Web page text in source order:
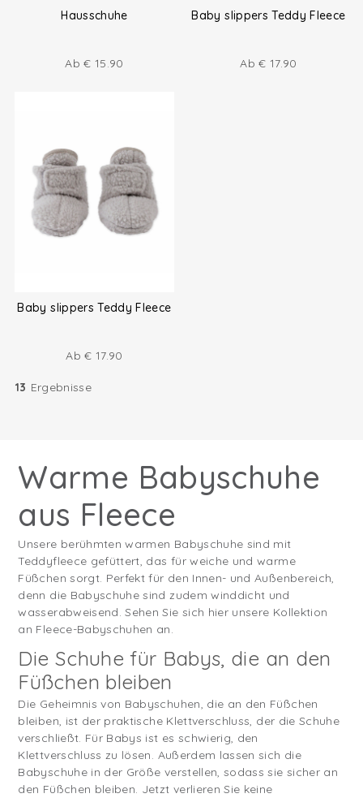
Hausschuhe
Ab€ 15.90
Baby slippers Teddy Fleece
Ab€ 17.90
Baby slippers Teddy Fleece
Ab€ 17.90
13 Ergebnisse
Warme Babyschuhe
aus Fleece
Unsere berühmten warmen Babyschuhe sind mit
Teddyfleece gefüttert, das für weiche und warme
Füßchen sorgt. Perfekt für den Innen- und Außenbereich,
denn die Babyschuhe sind zudem winddicht und
wasserabweisend. Sehen Sie sich hier unsere Kollektion
an Fleece-Babyschuhen an.
Die Schuhe für Babys, die an den
Füßchen bleiben
Die Geheimnis von Babyschuhen, die an den Füßchen
bleiben, ist der praktische Klettverschluss, der die Schuhe
verschließt. Für Babys ist es schwierig, den
Klettverschluss zu lösen. Außerdem lassen sich die
Babyschuhe in der Größe verstellen, sodass sie sicher an
den Füßchen bleiben. Jetzt verlieren Sie keine